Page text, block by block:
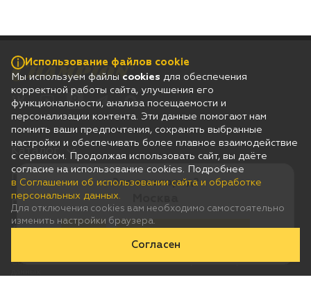
Это ваш город?
Соглашение об использовании сайта и обработке персональных
Гарантия
Покупателям
Дилерам
Каталог
Использование файлов cookie
Мы используем файлы cookies для обеспечения
корректной работы сайта, улучшения его
функциональности, анализа посещаемости и
персонализации контента. Эти данные помогают нам
помнить ваши предпочтения, сохранять выбранные
настройки и обеспечивать более плавное взаимодействие
с сервисом. Продолжая использовать сайт, вы даёте
согласие на использование cookies. Подробнее
в Соглашении об использовании сайта и обработке
персональных данных.
Для отключения cookies вам необходимо самостоятельно
изменить настройки браузера.
Согласен